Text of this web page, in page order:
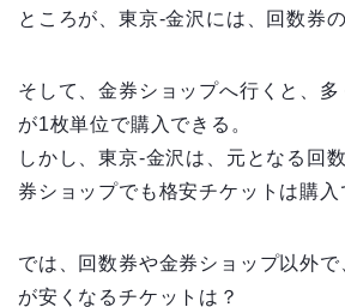
ところが、東京-金沢には、回数券
そして、金券ショップへ行くと、
が1枚単位で購入できる。
しかし、東京-金沢は、元となる回
券ショップでも格安チケットは購入
では、回数券や金券ショップ以外
が安くなるチケットは？